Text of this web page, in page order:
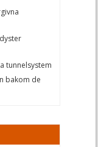
tunnelsystem
bakom de